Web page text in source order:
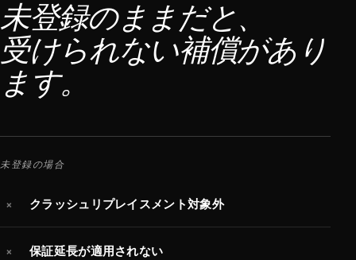
未登録のままだと、
受けられない補償があり
ます。
未登録の場合
× クラッシュリプレイスメント対象外
× 保証延長が適用されない